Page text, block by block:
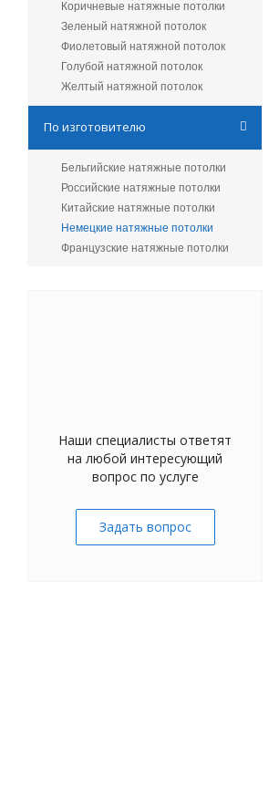
Коричневые натяжные потолки
Зеленый натяжной потолок
Фиолетовый натяжной потолок
Голубой натяжной потолок
Желтый натяжной потолок
По изготовителю
Бельгийские натяжные потолки
Российские натяжные потолки
Китайские натяжные потолки
Немецкие натяжные потолки
Французские натяжные потолки
Наши специалисты ответят
на любой интересующий
вопрос по услуге
Задать вопрос